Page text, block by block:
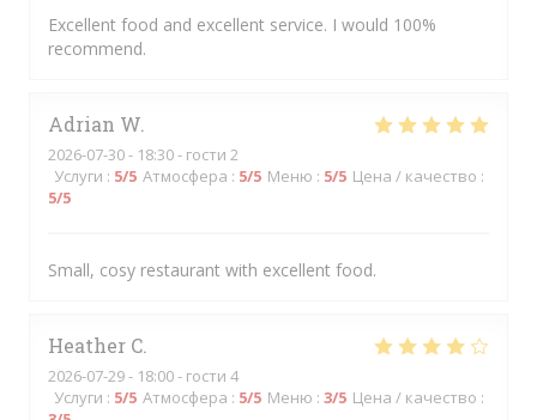
Excellent food and excellent service. I would 100%
recommend.
Adrian W
2026-07-30- 18:30 - гости 2
Услуги : 5/5 Атмосфера : 5/5 Меню : 5/5 Цена / качество :
5/5
Small, cosy restaurant with excellent food.
Heather C
2026-07-29- 18:00 - гости 4
Услуги : 5/5 Атмосфера : 5/5 Меню : 3/5 Цена / качество :